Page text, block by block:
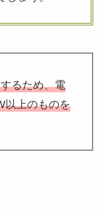
るため、電
以上のものを